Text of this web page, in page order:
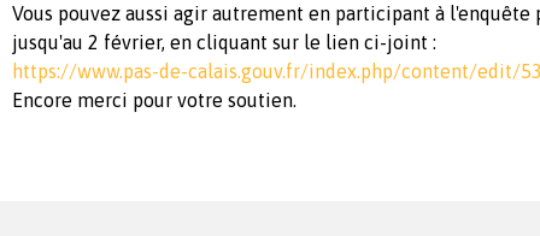
Vous pouvez aussi agir autrement en participant à l'enquête
jusqu'au 2 février, en cliquant sur le lien ci-joint :
https://www.pas-de-calais.gouv.fr/index.php/content/edit/
Encore merci pour votre soutien.